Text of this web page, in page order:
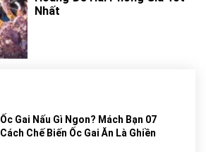
Nhất
Ốc Gai Nấu Gì Ngon? Mách Bạn 07
Cách Chế Biến Ốc Gai Ăn Là Ghiền